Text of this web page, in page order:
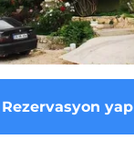
Rezervasyon yap